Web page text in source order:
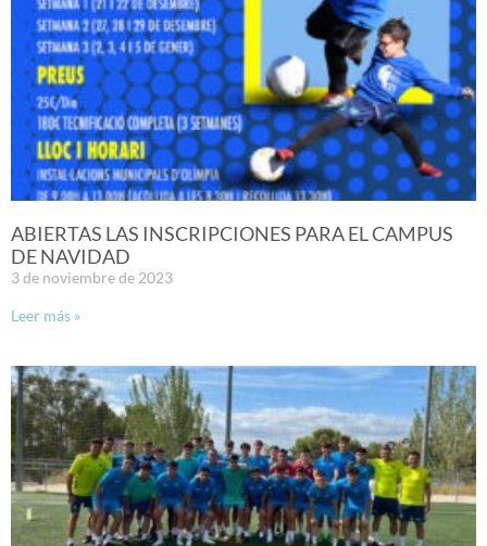
ABIERTAS LAS INSCRIPCIONES PARA EL CAMPUS
DE NAVIDAD
3 de noviembre de 2023
Leer más »